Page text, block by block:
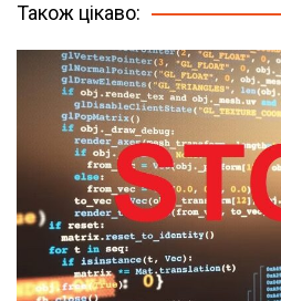
Також цікаво: